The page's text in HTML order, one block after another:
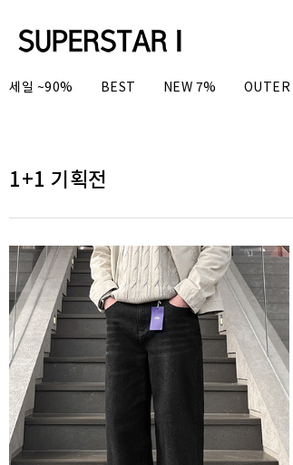
세일 ~90% BEST NEW 7% OUTER
1+1 기획전